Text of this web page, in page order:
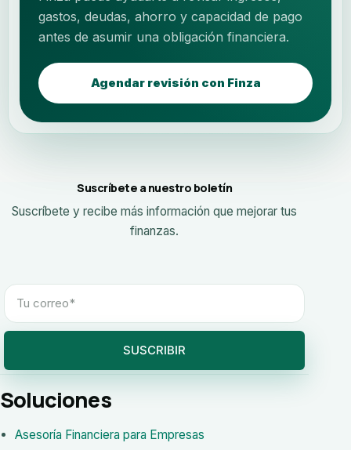
gastos, deudas, ahorro y capacidad de pago
antes de asumir una obligación financiera.
Agendar revisión con Finza
Suscríbete a nuestro boletín
Suscríbete y recibe más información que mejorar tus
finanzas.
SUSCRIBIR
Soluciones
Asesoría Financiera para Empresas